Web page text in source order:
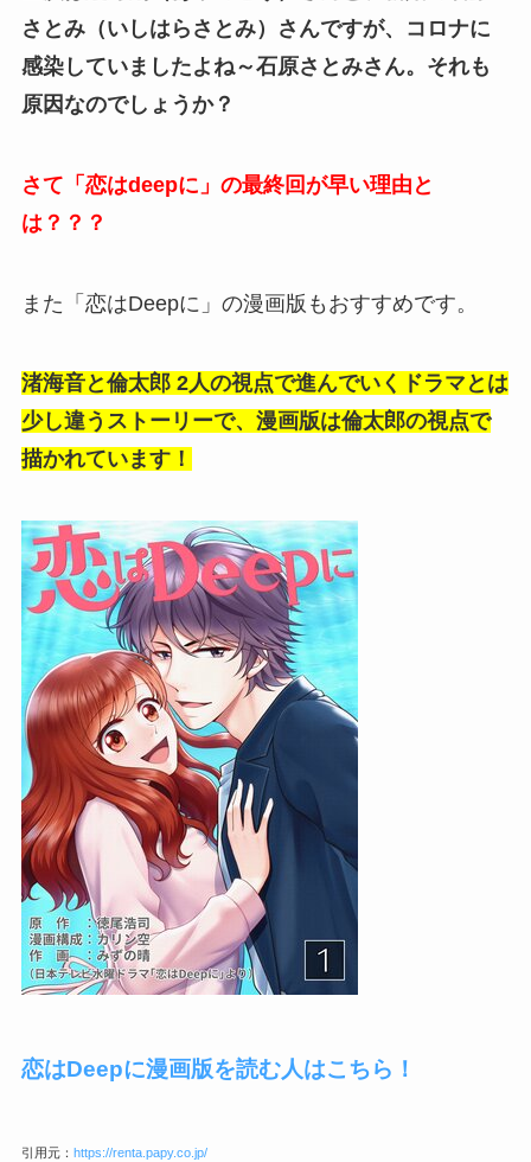
さとみ（いしはらさとみ）さんですが、コロナに
感染していましたよね～石原さとみさん。それも
原因なのでしょうか？
さて「恋はdeepに」の最終回が早い理由と
は？？？
また「恋はDeepに」の漫画版もおすすめです。
渚海音と倫太郎 2人の視点で進んでいくドラマとは
少し違うストーリーで、漫画版は倫太郎の視点で
描かれています！
恋はDeepに漫画版を読む人はこちら！
引用元： https://renta.papy.co.jp/